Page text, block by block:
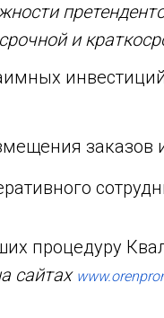
и
заказов
процедуру
сайтах